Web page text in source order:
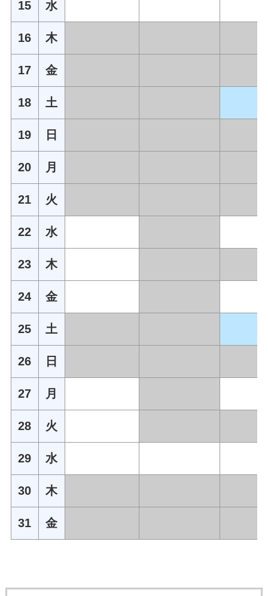
15 水
16 木
17 金
18 土
19 日
20 月
21 火
22 水
23 木
24 金
25 土
26 日
27 月
28 火
29 水
30 木
31 金